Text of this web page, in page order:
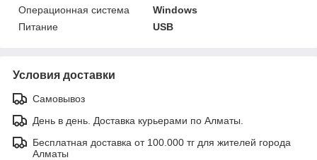
Операционная система
Windows
Питание
USB
Условия доставки
Самовывоз
День в день. Доставка курьерами по Алматы.
Бесплатная доставка от 100.000 тг для жителей города
Алматы